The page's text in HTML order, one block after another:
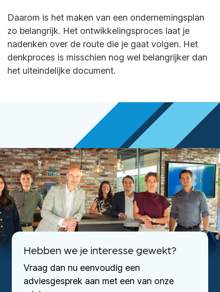
Daarom is het maken van een ondernemingsplan
zo belangrijk. Het ontwikkelingsproces laat je
nadenken over de route die je gaat volgen. Het
denkproces is misschien nog wel belangrijker dan
het uiteindelijke document.
Hebben we je interesse gewekt?
Vraag dan nu eenvoudig een
adviesgesprek aan met een van onze